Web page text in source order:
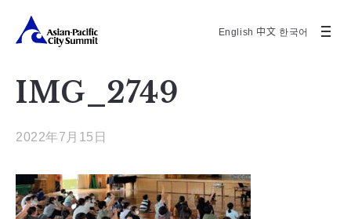
English 中文 한국어
IMG_2749
2022年7月15日